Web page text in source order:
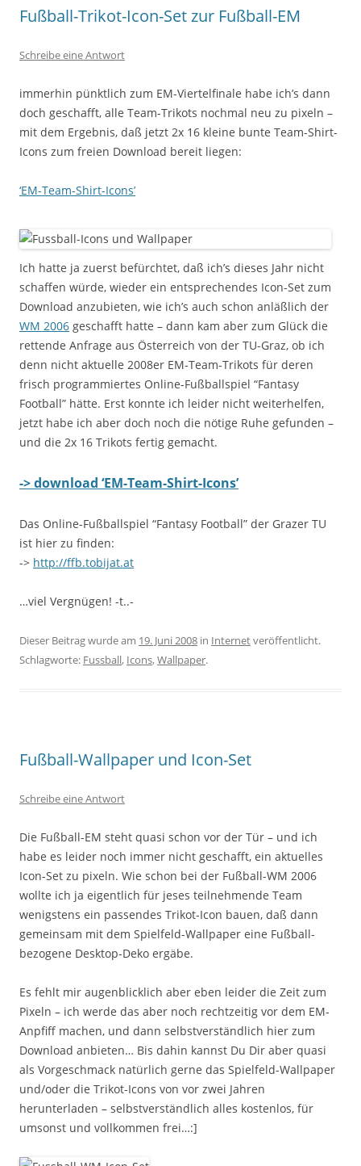
Fußball-Trikot-Icon-Set zur Fußball-EM
Schreibe eine Antwort
immerhin pünktlich zum EM-Viertelfinale habe ich’s dann
doch geschafft, alle Team-Trikots nochmal neu zu pixeln –
mit dem Ergebnis, daß jetzt 2x 16 kleine bunte Team-Shirt-
Icons zum freien Download bereit liegen:
‘EM-Team-Shirt-Icons’
Ich hatte ja zuerst befürchtet, daß ich’s dieses Jahr nicht
schaffen würde, wieder ein entsprechendes Icon-Set zum
Download anzubieten, wie ich’s auch schon anläßlich der
WM 2006 geschafft hatte – dann kam aber zum Glück die
rettende Anfrage aus Österreich von der TU-Graz, ob ich
denn nicht aktuelle 2008er EM-Team-Trikots für deren
frisch programmiertes Online-Fußballspiel “Fantasy
Football” hätte. Erst konnte ich leider nicht weiterhelfen,
jetzt habe ich aber doch noch die nötige Ruhe gefunden –
und die 2x 16 Trikots fertig gemacht.
-> download ‘EM-Team-Shirt-Icons’
Das Online-Fußballspiel “Fantasy Football” der Grazer TU
ist hier zu finden:
-> http://ffb.tobijat.at
…viel Vergnügen! -t..-
Dieser Beitrag wurde am 19. Juni 2008 in Internetveröffentlicht.
Schlagworte: Fussball, Icons,Wallpaper.
Fußball-Wallpaper und Icon-Set
Schreibe eine Antwort
Die Fußball-EM steht quasi schon vor der Tür – und ich
habe es leider noch immer nicht geschafft, ein aktuelles
Icon-Set zu pixeln. Wie schon bei der Fußball-WM 2006
wollte ich ja eigentlich für jeses teilnehmende Team
wenigstens ein passendes Trikot-Icon bauen, daß dann
gemeinsam mit dem Spielfeld-Wallpaper eine Fußball-
bezogene Desktop-Deko ergäbe.
Es fehlt mir augenblicklich aber eben leider die Zeit zum
Pixeln – ich werde das aber noch rechtzeitig vor dem EM-
Anpfiff machen, und dann selbstverständlich hier zum
Download anbieten… Bis dahin kannst Du Dir aber quasi
als Vorgeschmack natürlich gerne das Spielfeld-Wallpaper
und/oder die Trikot-Icons von vor zwei Jahren
herunterladen – selbstverständlich alles kostenlos, für
umsonst und vollkommen frei…:]